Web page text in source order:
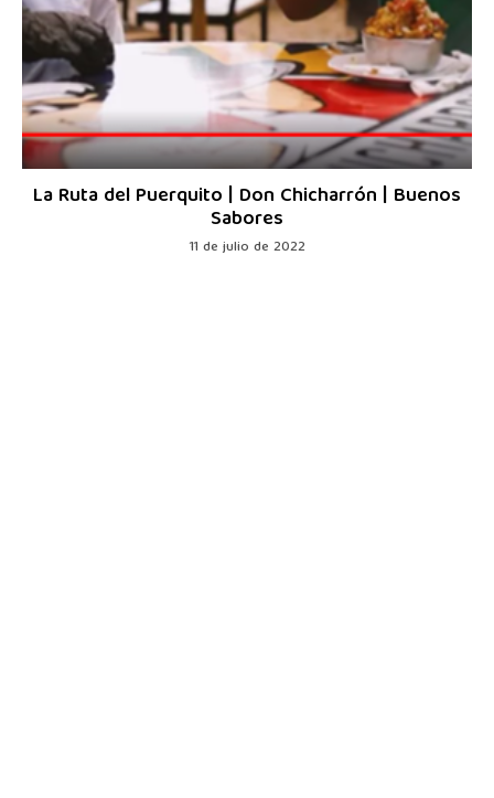
La Ruta del Puerquito | Don Chicharrón | Buenos
Sabores
11 de julio de 2022